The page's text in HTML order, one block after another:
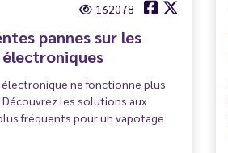
162078
pannes sur les
ne fonctionne plus
les solutions aux
fréquents pour un vapotage